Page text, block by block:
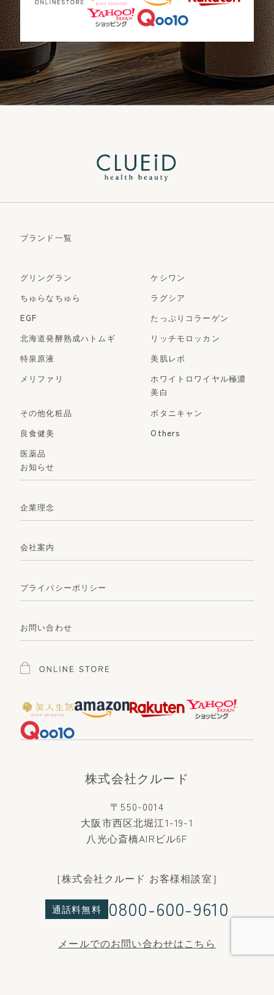
ブランド一覧
グリングラン
ケシワン
ちゅらなちゅら
ラグシア
EGF
たっぷりコラーゲン
北海道発酵熟成ハトムギ
リッチモロッカン
特泉原液
美肌レボ
メリファリ
ホワイトロワイヤル極濃
美白
その他化粧品
ボタニキャン
良食健美
Others
医薬品
お知らせ
企業理念
会社案内
プライバシーポリシー
お問い合わせ
株式会社クルード
〒550-0014
大阪市西区北堀江1-19-1
八光心斎橋AIRビル6F
［株式会社クルード お客様相談室］
通話料無料 0800-600-9610
メールでのお問い合わせはこちら